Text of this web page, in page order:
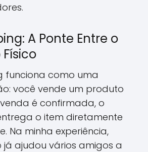
A Ponte Entre o
funciona como uma
você vende um produto
é confirmada, o
o item diretamente
Na minha experiência,
já ajudou vários amigos a